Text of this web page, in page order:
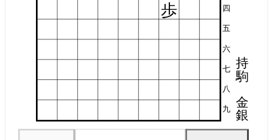
四
五
六
七
八
九
歩
銀
金
駒
持